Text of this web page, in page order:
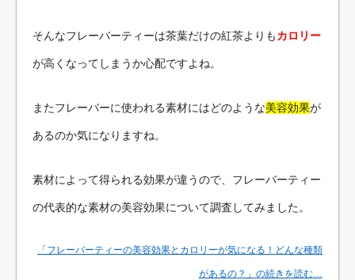
そんなフレーバーティーは茶葉だけの紅茶よりもカロリー
が高くなってしまうか心配ですよね。
またフレーバーに使われる素材にはどのような美容効果が
あるのか気になりますね。
素材によって得られる効果が違うので、フレーバーティー
の代表的な素材の美容効果について調査してみました。
「フレーバーティーの美容効果とカロリーが気になる！どんな種類
があるの？」の続きを読む…